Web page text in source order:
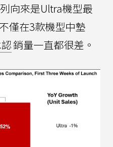
向來是Ultra機型最
僅在3款機型中墊
銷量一直都很差。